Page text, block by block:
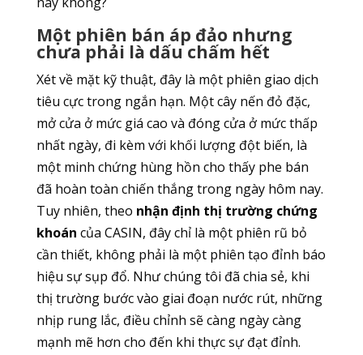
Một phiên bán áp đảo nhưng
chưa phải là dấu chấm hết
Xét về mặt kỹ thuật, đây là một phiên giao dịch
tiêu cực trong ngắn hạn. Một cây nến đỏ đặc,
mở cửa ở mức giá cao và đóng cửa ở mức thấp
nhất ngày, đi kèm với khối lượng đột biến, là
một minh chứng hùng hồn cho thấy phe bán
đã hoàn toàn chiến thắng trong ngày hôm nay.
Tuy nhiên, theo nhận định thị trường chứng
khoán của CASIN, đây chỉ là một phiên rũ bỏ
cần thiết, không phải là một phiên tạo đỉnh báo
hiệu sự sụp đổ. Như chúng tôi đã chia sẻ, khi
thị trường bước vào giai đoạn nước rút, những
nhịp rung lắc, điều chỉnh sẽ càng ngày càng
mạnh mẽ hơn cho đến khi thực sự đạt đỉnh.